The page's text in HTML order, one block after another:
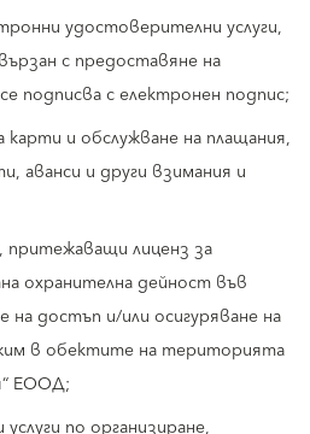
удостоверителни услуги,
с предоставяне на
подписва с електронен подпис;
карти и обслужване на плащания,
аванси и други взимания и
лиценз за
охранителна дейност във
на достъп и/или осигуряване на
в обектите на територията
ЕООД;
по организиране,